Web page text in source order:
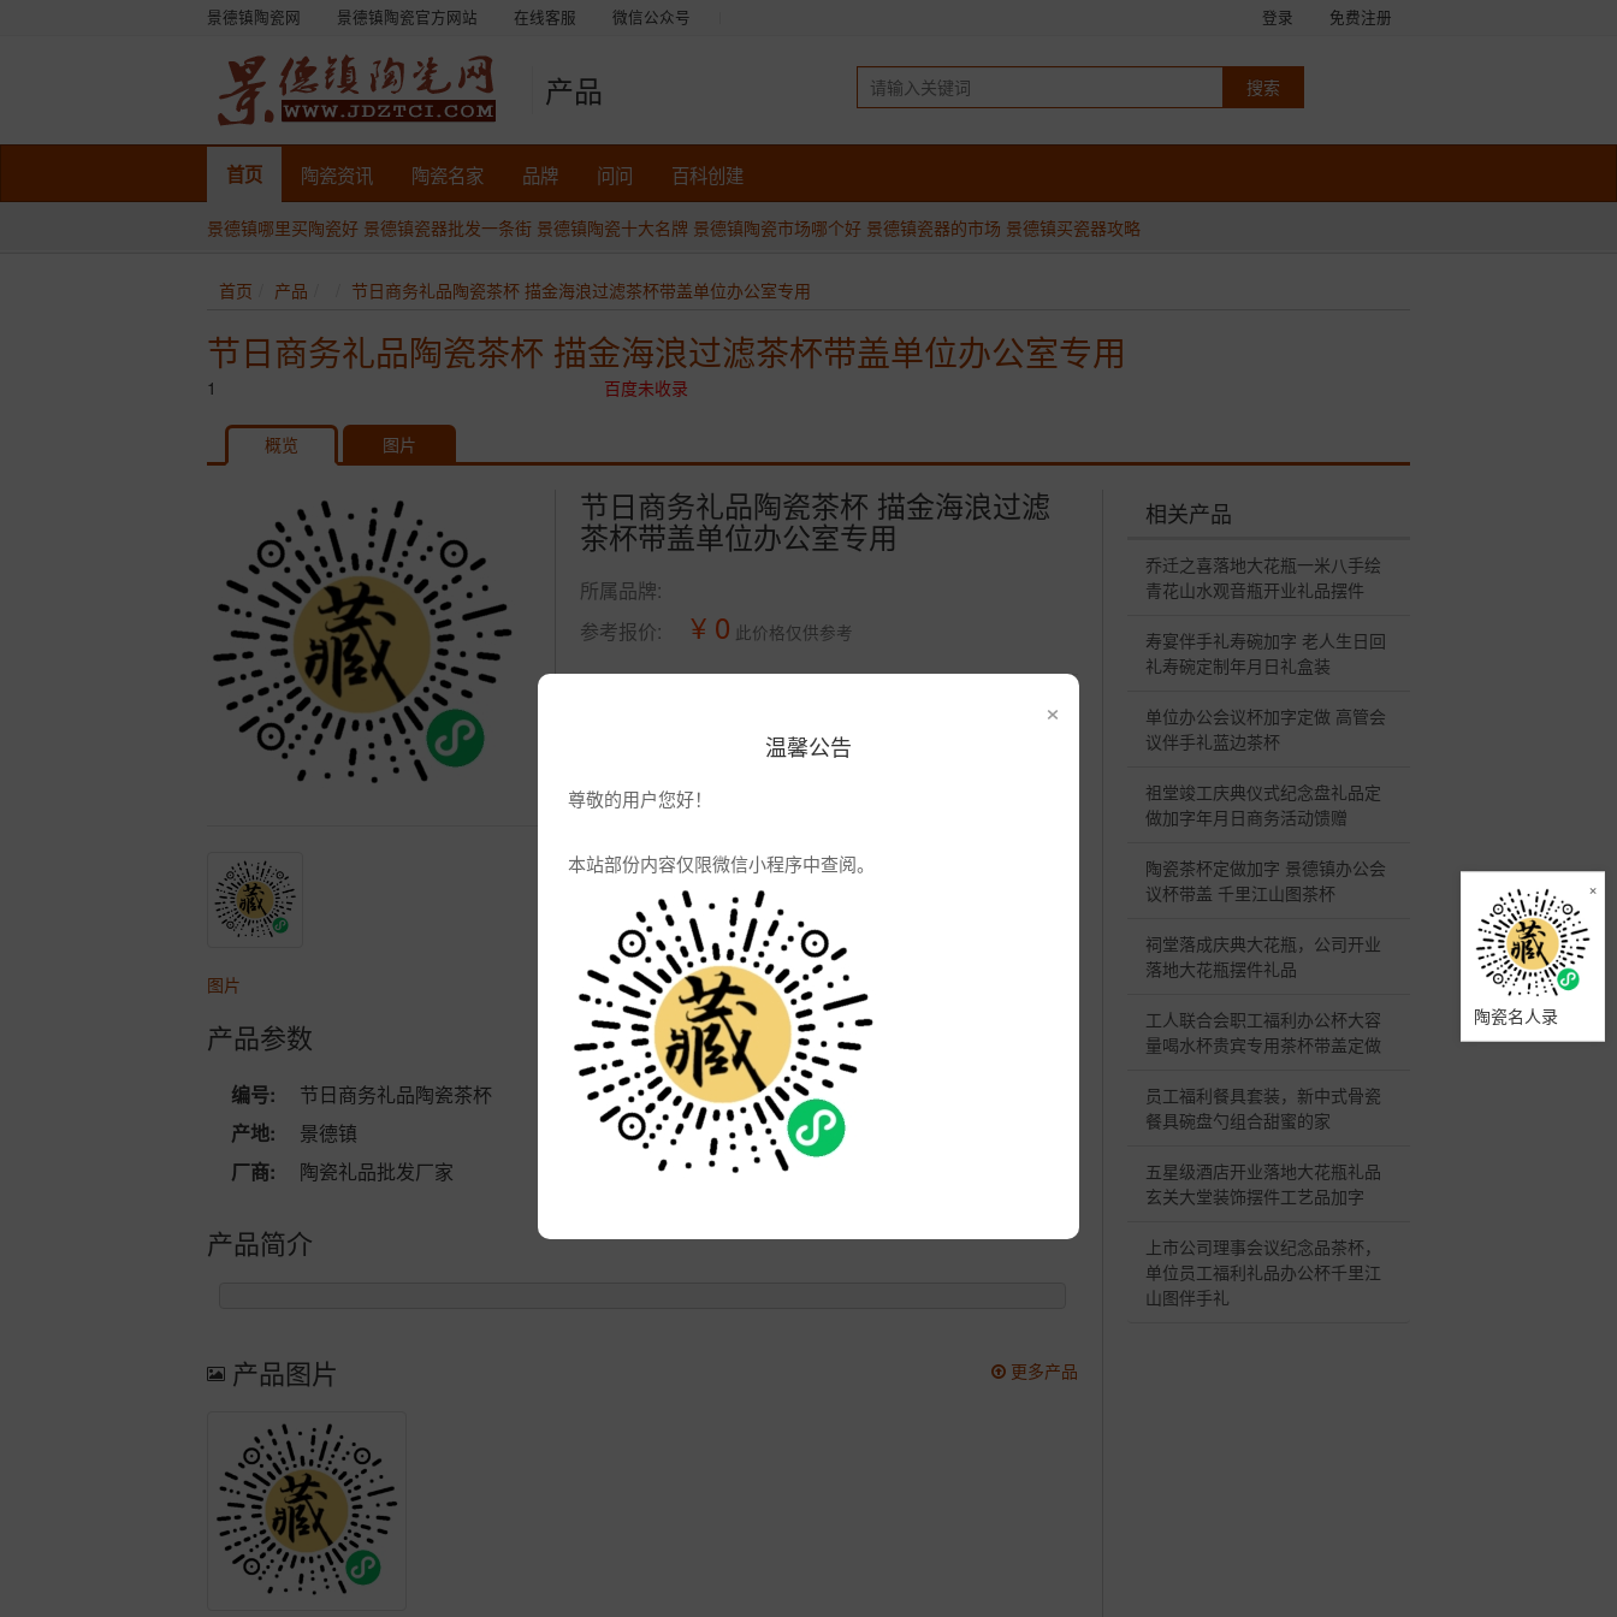
×
温馨公告
尊敬的用户您好！
本站部份内容仅限微信小程序中查阅。
景德镇陶瓷网 景德镇陶瓷官方网站 在线客服 微信公众号 登录 免费注册
产品
首页 陶瓷资讯 陶瓷名家 品牌 问问 百科创建
景德镇哪里买陶瓷好 景德镇瓷器批发一条街 景德镇陶瓷十大名牌 景德镇陶瓷市场哪个好 景德镇瓷器的市场 景德镇买瓷器攻略
×
陶瓷名人录
首页 产品 节日商务礼品陶瓷茶杯 描金海浪过滤茶杯带盖单位办公室专用
节日商务礼品陶瓷茶杯 描金海浪过滤茶杯带盖单位办公室专用
1 百度未收录
概览 图片
图片
节日商务礼品陶瓷茶杯 描金海浪过滤
茶杯带盖单位办公室专用
所属品牌:
参考报价:
¥ 0 此价格仅供参考
产品参数
编号: 节日商务礼品陶瓷茶杯
品牌:
产地:
景德镇 次数:
2730
厂商:
陶瓷礼品批发厂家 更新: 2022-10-05 14:23:32
产品简介
更多产品
产品图片
相关产品
乔迁之喜落地大花瓶一米八手绘
青花山水观音瓶开业礼品摆件
寿宴伴手礼寿碗加字 老人生日回
礼寿碗定制年月日礼盒装
单位办公会议杯加字定做 高管会
议伴手礼蓝边茶杯
祖堂竣工庆典仪式纪念盘礼品定
做加字年月日商务活动馈赠
陶瓷茶杯定做加字 景德镇办公会
议杯带盖 千里江山图茶杯
祠堂落成庆典大花瓶，公司开业
落地大花瓶摆件礼品
工人联合会职工福利办公杯大容
量喝水杯贵宾专用茶杯带盖定做
员工福利餐具套装，新中式骨瓷
餐具碗盘勺组合甜蜜的家
五星级酒店开业落地大花瓶礼品
玄关大堂装饰摆件工艺品加字
上市公司理事会议纪念品茶杯，
单位员工福利礼品办公杯千里江
山图伴手礼